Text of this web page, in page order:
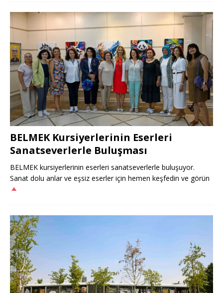
BELMEK Kursiyerlerinin Eserleri
Sanatseverlerle Buluşması
BELMEK kursiyerlerinin eserleri sanatseverlerle buluşuyor.
Sanat dolu anlar ve eşsiz eserler için hemen keşfedin ve görün